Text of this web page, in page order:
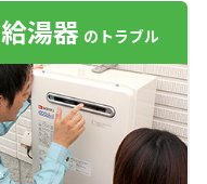
給湯器 のトラブル